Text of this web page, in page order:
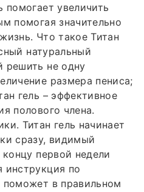
помогает увеличить
помогая значительно
Что такое Титан
натуральный
решить не одну
размера пениса;
гель – эффективное
полового члена.
Титан гель начинает
сразу, видимый
концу первой недели
инструкция по
поможет в правильном